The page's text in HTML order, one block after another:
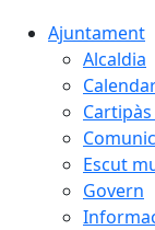
Ajuntament
Alcaldia
Escut
Govern